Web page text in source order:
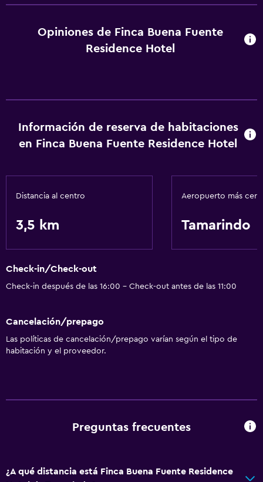
Opiniones de Finca Buena Fuente
Residence Hotel
Información de reserva de habitaciones
en Finca Buena Fuente Residence Hotel
Distancia al centro
3,5 km
Aeropuerto más
Tamarindo
Check-in/Check-out
Check-in después de las 16:00 - Check-out antes de las 11:00
Cancelación/prepago
Las políticas de cancelación/prepago varían según el tipo de
habitación y el proveedor.
Preguntas frecuentes
¿A qué distancia está Finca Buena Fuente Residence